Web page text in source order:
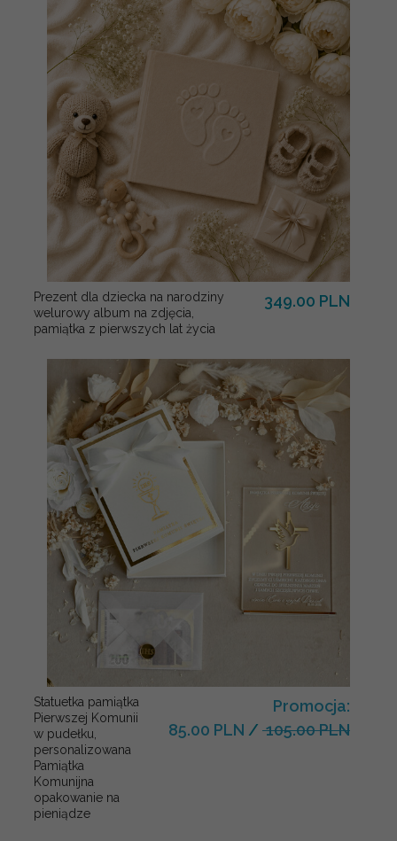
Prezent dla dziecka na narodziny
welurowy album na zdjęcia,
pamiątka z pierwszych lat życia
349.00 PLN
Statuetka pamiątka
Pierwszej Komunii
w pudełku,
personalizowana
Pamiątka
Komunijna
opakowanie na
pieniądze
Promocja:
85.00 PLN / 105.00 PLN